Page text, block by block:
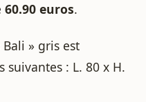
60.90 euros.
» gris est
: L. 80 x H.